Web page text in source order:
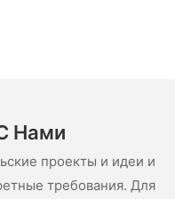
Нами
проекты и идеи и
требования. Для